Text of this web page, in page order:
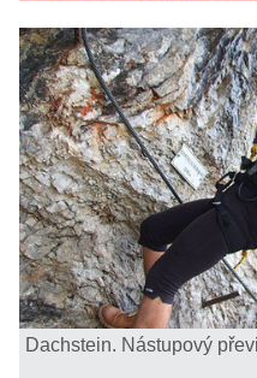
Dachstein. Nástupový